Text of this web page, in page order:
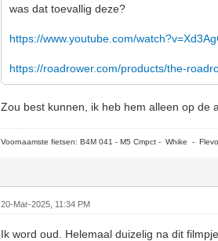
was dat toevallig deze?
https://www.youtube.com/
https://roadrower.com/products/the-
Zou best kunnen, ik heb hem alleen op de
Voornaamste fietsen: B4M 041 - M5 Cmpct - Whike -
20-Mar-2025, 11:34 PM
Ik word oud. Helemaal duizelig na dit